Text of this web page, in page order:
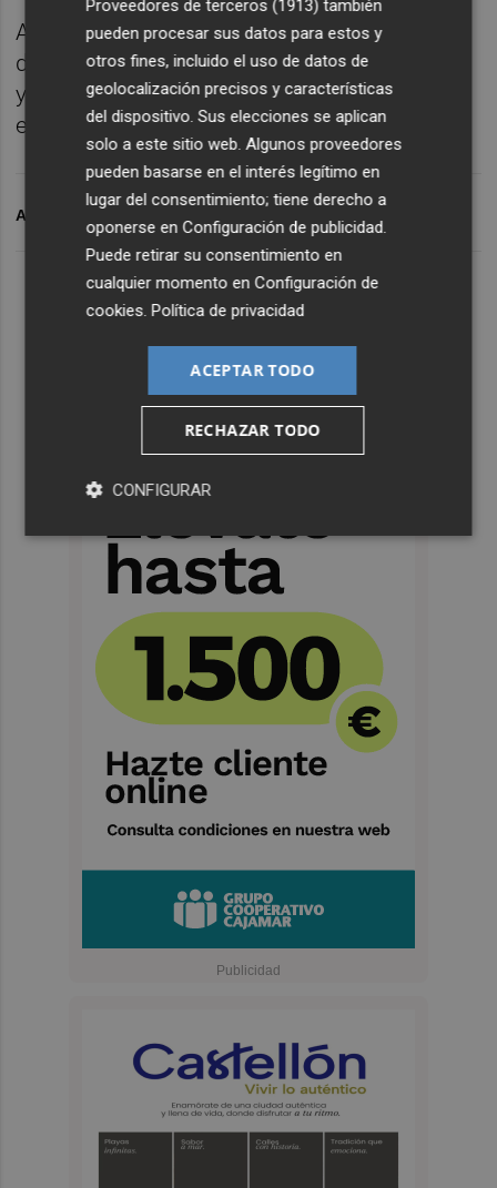
Además, se recuperarán algunos de los
documentos audiovisuales más destacados
y que tuvieron una mayor repercusión en
ediciones anteriores.
ARCHIVADO EN
Proveedores de terceros (1913) también
pueden procesar sus datos para estos y
otros fines, incluido el uso de datos de
geolocalización precisos y características
del dispositivo. Sus elecciones se aplican
solo a este sitio web. Algunos proveedores
pueden basarse en el interés legítimo en
lugar del consentimiento; tiene derecho a
oponerse enConfiguración de publicidad
Puede retirar su consentimiento en
cualquier momento enConfiguración de
cookies .Política de privacidad
ACEPTAR TODO
RECHAZAR TODO
CONFIGURAR